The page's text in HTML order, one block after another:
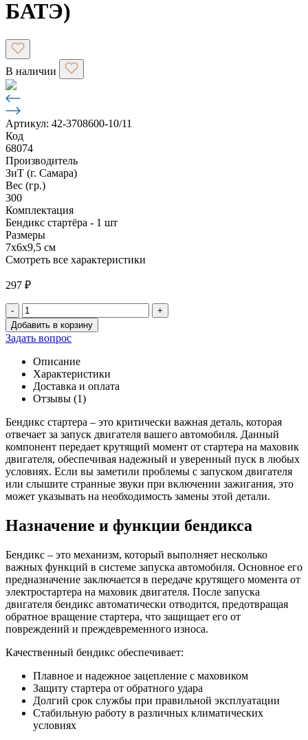
БАТЭ)
В наличии
Артикул: 42-3708600-10/11
Код
68074
Производитель
ЗиТ (г. Самара)
Вес (гр.)
300
Комплектация
Бендикс стартёра - 1 шт
Размеры
7х6х9,5 см
Смотреть все характеристики
297 ₽
- +
Количество
товара
Бендикс
.малый
Добавить в корзину
Задать вопрос
Описание
Характеристики
Доставка и оплата
Отзывы (1)
Бендикс стартера – это критически важная деталь, которая
отвечает за запуск двигателя вашего автомобиля. Данный
компонент передает крутящий момент от стартера на маховик
двигателя, обеспечивая надежный и уверенный пуск в любых
условиях. Если вы заметили проблемы с запуском двигателя
или слышите странные звуки при включении зажигания, это
может указывать на необходимость замены этой детали.
Назначение и функции бендикса
Бендикс – это механизм, который выполняет несколько
важных функций в системе запуска автомобиля. Основное его
предназначение заключается в передаче крутящего момента от
электростартера на маховик двигателя. После запуска
двигателя бендикс автоматически отводится, предотвращая
обратное вращение стартера, что защищает его от
повреждений и преждевременного износа.
Качественный бендикс обеспечивает:
Плавное и надежное зацепление с маховиком
Защиту стартера от обратного удара
Долгий срок службы при правильной эксплуатации
Стабильную работу в различных климатических
условиях